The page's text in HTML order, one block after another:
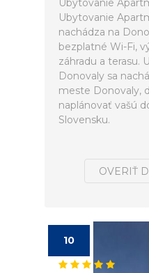
Ubytovanie
Ubytovanie
nachádza na
bezplatné Wi-Fi,
záhradu a terasu.
Donovaly sa
meste Donovaly,
naplánovať vašú
Slovensku.
OVERIŤ
10